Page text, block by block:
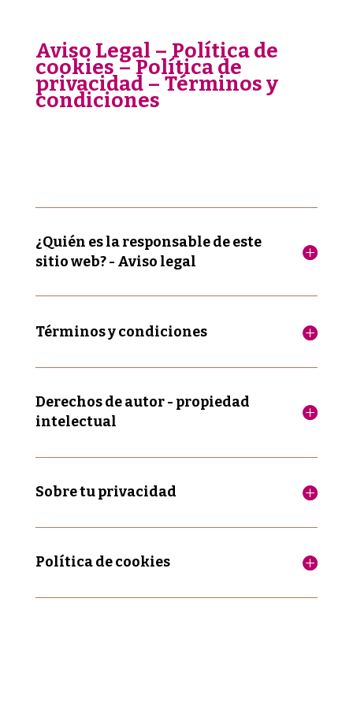
Aviso Legal – Política de
cookies – Política de
privacidad – Términos y
condiciones
¿Quién es la responsable de este
sitio web? - Aviso legal
Términos y condiciones
Derechos de autor - propiedad
intelectual
Sobre tu privacidad
Política de cookies